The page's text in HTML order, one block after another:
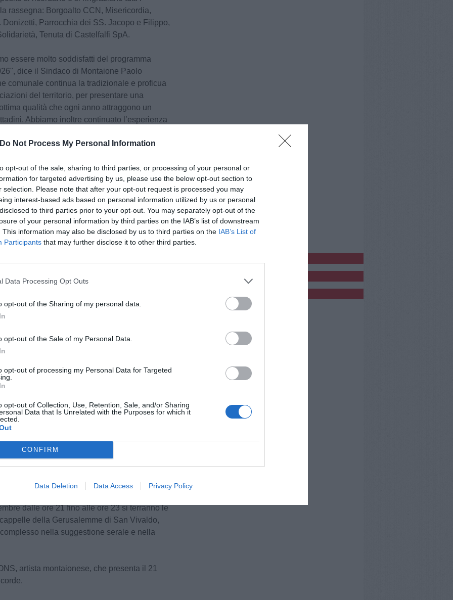
Do Not Process My Personal Information
opt-out of the sale, sharing to third parties, or processing of your personal or
for targeted advertising by us, please use the below opt-out section to
selection. Please note that after your opt-out request is processed you may
interest-based ads based on personal information utilized by us or personal
to third parties prior to your opt-out. You may separately opt-out of the
of your personal information by third parties on the IAB’s list of downstream
This information may also be disclosed by us to third parties on the IAB’s List of
Participants that may further disclose it to other third parties.
Data Processing Opt Outs
opt-out of the Sharing of my personal data.
opt-out of the Sale of my Personal Data.
opt-out of processing my Personal Data for Targeted
opt-out of Collection, Use, Retention, Sale, and/or Sharing
Data that Is Unrelated with the Purposes for which it
CONFIRM
Data Deletion Data Access Privacy Policy
rassegna: Borgoalto CCN, Misericordia,
Donizetti, Parrocchia dei SS. Jacopo e Filippo,
Tenuta di Castelfalfi SpA.
essere molto soddisfatti del programma
dice il Sindaco di Montaione Paolo
comunale continua la tradizionale e proficua
del territorio, per presentare una
qualità che ogni anno attraggono un
Abbiamo inoltre continuato l’esperienza
con un artista toscano per caratterizzare la
e nelle locandine, e ringraziamo il pittore
un bellissimo quadro dipinto proprio per
ricordiamo:
a San Vivaldo. Rassegna di musica
che propone concerti della Fondazione
nella scenografia naturale delle
di Toscana in tre domeniche di luglio (5, 19,
21 giugno con un concerto di Archi Mossi e del
in piazza e set fotografico, un evento
dei Borghi più belli d’Italia dedicato all’amore
SUONATA: rassegna musicale ideata
montaionese Stefano Montagnani, che ne
i concerti che si terranno nelle caratteristiche
il martedì sera in agosto con
che spaziano dalla Tribute Band di Enzo
dalla versione acustica di Rick Hutton
con Nico Gori e Piero Fossi.
2026: rassegna di escursioni gratuite alla
presenti a Montaione e dintorni con
DI SAN VIVALDO: a partire
dalle ore 21 fino alle ore 23 si terranno le
della Gerusalemme di San Vivaldo,
nella suggestione serale e nella
artista montaionese, che presenta il 21